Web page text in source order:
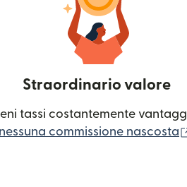
Straordinario valore
tassi costantemente
nessuna commissione nascosta